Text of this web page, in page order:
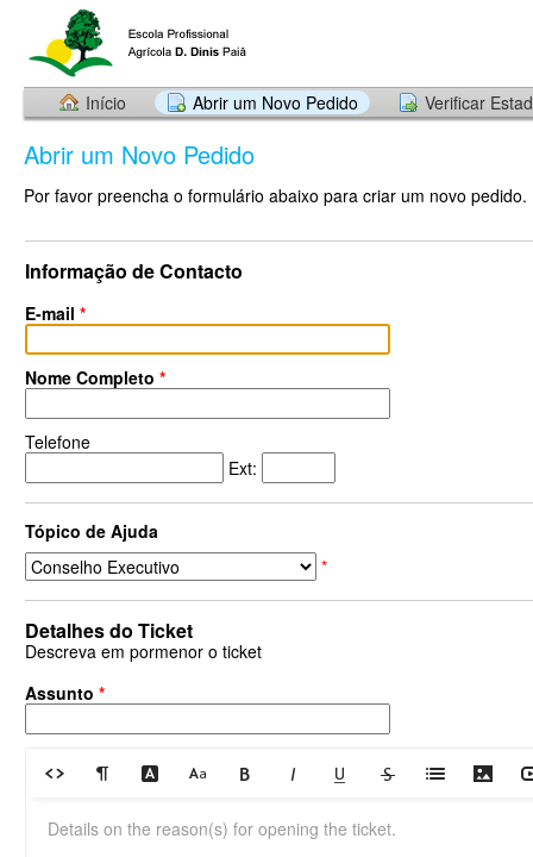
Início Abrir um Novo Pedido Verificar
Abrir um Novo Pedido
Por favor preencha o formulário abaixo para criar um novo pedido.
Informação de Contacto
E-mail *
Nome Completo *
Telefone
Ext:
Tópico de Ajuda
*
Detalhes do Ticket
Descreva em pormenor o ticket
Assunto *